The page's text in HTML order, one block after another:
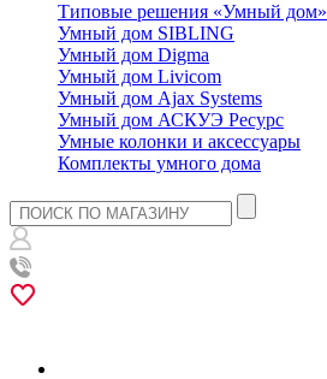
Типовые решения «Умный дом»
Умный дом SIBLING
Умный дом Digma
Умный дом Livicom
Умный дом Ajax Systems
Умный дом АСКУЭ Ресурс
Умные колонки и аксессуары
Комплекты умного дома